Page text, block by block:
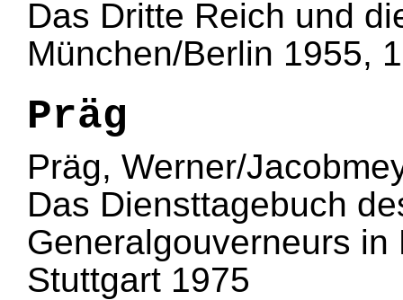
Das Dritte Reich und
München/Berlin 1955,
Präg
Präg, Werner/
Das Diensttagebuch
Generalgouverneurs in
Stuttgart 1975